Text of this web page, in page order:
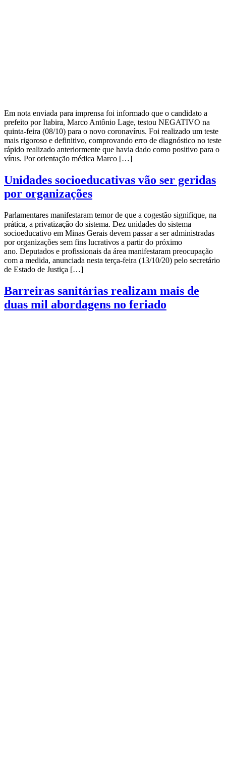
Em nota enviada para imprensa foi informado que o candidato a
prefeito por Itabira, Marco Antônio Lage, testou NEGATIVO na
quinta-feira (08/10) para o novo coronavírus. Foi realizado um teste
mais rigoroso e definitivo, comprovando erro de diagnóstico no teste
rápido realizado anteriormente que havia dado como positivo para o
vírus. Por orientação médica Marco […]
Unidades socioeducativas vão ser geridas
por organizações
Parlamentares manifestaram temor de que a cogestão signifique, na
prática, a privatização do sistema. Dez unidades do sistema
socioeducativo em Minas Gerais devem passar a ser administradas
por organizações sem fins lucrativos a partir do próximo
ano. Deputados e profissionais da área manifestaram preocupação
com a medida, anunciada nesta terça-feira (13/10/20) pelo secretário
de Estado de Justiça […]
Barreiras sanitárias realizam mais de
duas mil abordagens no feriado